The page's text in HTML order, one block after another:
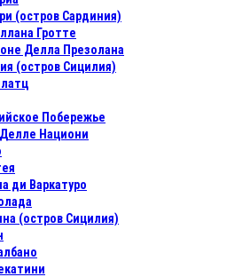
(остров Сардиния)
Гротте
Делла Презолана
(остров Сицилия)
Побережье
Национи
ди Варкатуро
(остров Сицилия)